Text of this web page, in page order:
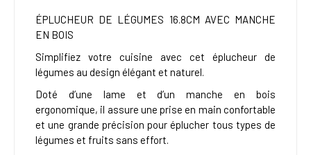
ÉPLUCHEUR DE LÉGUMES 16.8CM AVEC MANCHE
EN BOIS
Simplifiez votre cuisine avec cet éplucheur de
légumes au design élégant et naturel.
Doté d’une lame et d’un manche en bois
ergonomique, il assure une prise en main confortable
et une grande précision pour éplucher tous types de
légumes et fruits sans effort.